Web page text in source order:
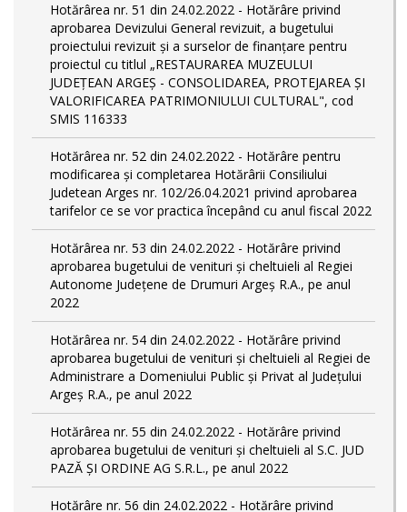
Hotărârea nr. 51 din 24.02.2022 - Hotărâre privind
aprobarea Devizului General revizuit, a bugetului
proiectului revizuit și a surselor de finanțare pentru
proiectul cu titlul „RESTAURAREA MUZEULUI
JUDEȚEAN ARGEȘ - CONSOLIDAREA, PROTEJAREA ȘI
VALORIFICAREA PATRIMONIULUI CULTURAL", cod
SMIS 116333
Hotărârea nr. 52 din 24.02.2022 - Hotărâre pentru
modificarea și completarea Hotărârii Consiliului
Judetean Arges nr. 102/26.04.2021 privind aprobarea
tarifelor ce se vor practica începând cu anul fiscal 2022
Hotărârea nr. 53 din 24.02.2022 - Hotărâre privind
aprobarea bugetului de venituri și cheltuieli al Regiei
Autonome Județene de Drumuri Argeș R.A., pe anul
2022
Hotărârea nr. 54 din 24.02.2022 - Hotărâre privind
aprobarea bugetului de venituri și cheltuieli al Regiei de
Administrare a Domeniului Public și Privat al Județului
Argeș R.A., pe anul 2022
Hotărârea nr. 55 din 24.02.2022 - Hotărâre privind
aprobarea bugetului de venituri și cheltuieli al S.C. JUD
PAZĂ ȘI ORDINE AG S.R.L., pe anul 2022
Hotărâre nr. 56 din 24.02.2022 - Hotărâre privind